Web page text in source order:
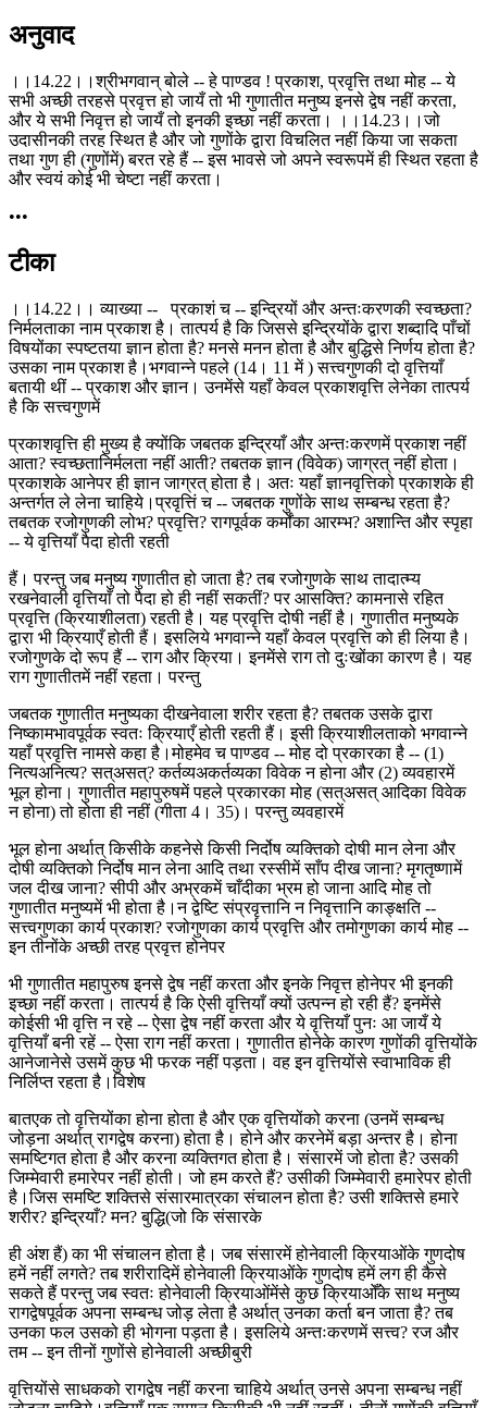
अनुवाद
।।14.22।।श्रीभगवान् बोले -- हे पाण्डव ! प्रकाश, प्रवृत्ति तथा मोह -- ये
सभी अच्छी तरहसे प्रवृत्त हो जायँ तो भी गुणातीत मनुष्य इनसे द्वेष नहीं करता,
और ये सभी निवृत्त हो जायँ तो इनकी इच्छा नहीं करता। ।।14.23।।जो
उदासीनकी तरह स्थित है और जो गुणोंके द्वारा विचलित नहीं किया जा सकता
तथा गुण ही (गुणोंमें) बरत रहे हैं -- इस भावसे जो अपने स्वरूपमें ही स्थित रहता है
और स्वयं कोई भी चेष्टा नहीं करता।
•••
टीका
।।14.22।। व्याख्या -- प्रकाशं च -- इन्द्रियों और अन्तःकरणकी स्वच्छता?
निर्मलताका नाम प्रकाश है। तात्पर्य है कि जिससे इन्द्रियोंके द्वारा शब्दादि पाँचों
विषयोंका स्पष्टतया ज्ञान होता है? मनसे मनन होता है और बुद्धिसे निर्णय होता है?
उसका नाम प्रकाश है।भगवान्ने पहले (14। 11 में ) सत्त्वगुणकी दो वृत्तियाँ
बतायी थीं -- प्रकाश और ज्ञान। उनमेंसे यहाँ केवल प्रकाशवृत्ति लेनेका तात्पर्य
है कि सत्त्वगुणमें
प्रकाशवृत्ति ही मुख्य है क्योंकि जबतक इन्द्रियाँ और अन्तःकरणमें प्रकाश नहीं
आता? स्वच्छतानिर्मलता नहीं आती? तबतक ज्ञान (विवेक) जाग्रत् नहीं होता।
प्रकाशके आनेपर ही ज्ञान जाग्रत् होता है। अतः यहाँ ज्ञानवृत्तिको प्रकाशके ही
अन्तर्गत ले लेना चाहिये।प्रवृत्तिं च -- जबतक गुणोंके साथ सम्बन्ध रहता है?
तबतक रजोगुणकी लोभ? प्रवृत्ति? रागपूर्वक कर्मोंका आरम्भ? अशान्ति और स्पृहा
-- ये वृत्तियाँ पैदा होती रहती
हैं। परन्तु जब मनुष्य गुणातीत हो जाता है? तब रजोगुणके साथ तादात्म्य
रखनेवाली वृत्तियाँ तो पैदा हो ही नहीं सकतीं? पर आसक्ति? कामनासे रहित
प्रवृत्ति (क्रियाशीलता) रहती है। यह प्रवृत्ति दोषी नहीं है। गुणातीत मनुष्यके
द्वारा भी क्रियाएँ होती हैं। इसलिये भगवान्ने यहाँ केवल प्रवृत्ति को ही लिया है।
रजोगुणके दो रूप हैं -- राग और क्रिया। इनमेंसे राग तो दुःखोंका कारण है। यह
राग गुणातीतमें नहीं रहता। परन्तु
जबतक गुणातीत मनुष्यका दीखनेवाला शरीर रहता है? तबतक उसके द्वारा
निष्कामभावपूर्वक स्वतः क्रियाएँ होती रहती हैं। इसी क्रियाशीलताको भगवान्ने
यहाँ प्रवृत्ति नामसे कहा है।मोहमेव च पाण्डव -- मोह दो प्रकारका है -- (1)
नित्यअनित्य? सत्असत्? कर्तव्यअकर्तव्यका विवेक न होना और (2) व्यवहारमें
भूल होना। गुणातीत महापुरुषमें पहले प्रकारका मोह (सत्असत् आदिका विवेक
न होना) तो होता ही नहीं (गीता 4। 35)। परन्तु व्यवहारमें
भूल होना अर्थात् किसीके कहनेसे किसी निर्दोष व्यक्तिको दोषी मान लेना और
दोषी व्यक्तिको निर्दोष मान लेना आदि तथा रस्सीमें साँप दीख जाना? मृगतृष्णामें
जल दीख जाना? सीपी और अभ्रकमें चाँदीका भ्रम हो जाना आदि मोह तो
गुणातीत मनुष्यमें भी होता है।न द्वेष्टि संप्रवृत्तानि न निवृत्तानि काङ्क्षति --
सत्त्वगुणका कार्य प्रकाश? रजोगुणका कार्य प्रवृत्ति और तमोगुणका कार्य मोह --
इन तीनोंके अच्छी तरह प्रवृत्त होनेपर
भी गुणातीत महापुरुष इनसे द्वेष नहीं करता और इनके निवृत्त होनेपर भी इनकी
इच्छा नहीं करता। तात्पर्य है कि ऐसी वृत्तियाँ क्यों उत्पन्न हो रही हैं? इनमेंसे
कोईसी भी वृत्ति न रहे -- ऐसा द्वेष नहीं करता और ये वृत्तियाँ पुनः आ जायँ ये
वृत्तियाँ बनी रहें -- ऐसा राग नहीं करता। गुणातीत होनेके कारण गुणोंकी वृत्तियोंके
आनेजानेसे उसमें कुछ भी फरक नहीं पड़ता। वह इन वृत्तियोंसे स्वाभाविक ही
निर्लिप्त रहता है।विशेष
बातएक तो वृत्तियोंका होना होता है और एक वृत्तियोंको करना (उनमें सम्बन्ध
जोड़ना अर्थात् रागद्वेष करना) होता है। होने और करनेमें बड़ा अन्तर है। होना
समष्टिगत होता है और करना व्यक्तिगत होता है। संसारमें जो होता है? उसकी
जिम्मेवारी हमारेपर नहीं होती। जो हम करते हैं? उसीकी जिम्मेवारी हमारेपर होती
है।जिस समष्टि शक्तिसे संसारमात्रका संचालन होता है? उसी शक्तिसे हमारे
शरीर? इन्द्रियाँ? मन? बुद्धि(जो कि संसारके
ही अंश हैं) का भी संचालन होता है। जब संसारमें होनेवाली क्रियाओंके गुणदोष
हमें नहीं लगते? तब शरीरादिमें होनेवाली क्रियाओंके गुणदोष हमें लग ही कैसे
सकते हैं परन्तु जब स्वतः होनेवाली क्रियाओंमेंसे कुछ क्रियाओँके साथ मनुष्य
रागद्वेषपूर्वक अपना सम्बन्ध जोड़ लेता है अर्थात् उनका कर्ता बन जाता है? तब
उनका फल उसको ही भोगना पड़ता है। इसलिये अन्तःकरणमें सत्त्व? रज और
तम -- इन तीनों गुणोंसे होनेवाली अच्छीबुरी
वृत्तियोंसे साधकको रागद्वेष नहीं करना चाहिये अर्थात् उनसे अपना सम्बन्ध नहीं